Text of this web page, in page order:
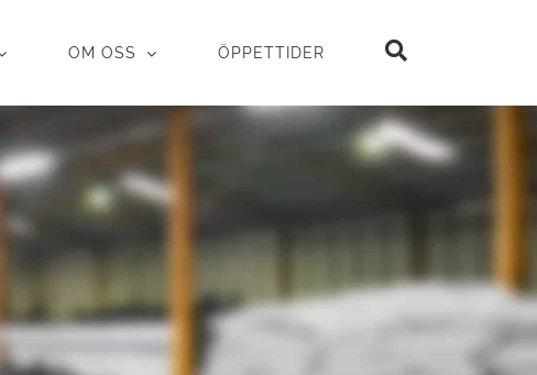
OM OSS ÖPPETTIDER